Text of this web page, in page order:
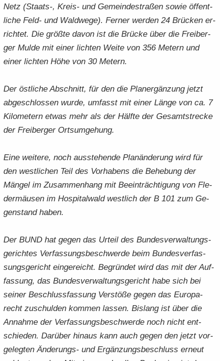
Netz (Staats-​, Kreis-​ und Ge­mein­de­stra­ßen sowie öf­fent­
li­che Feld- und Wald­we­ge). Fer­ner wer­den 24 Brü­cken er­
rich­tet. Die größ­te davon ist die Brü­cke über die Frei­ber­
ger Mulde mit einer lich­ten Weite von 356 Me­tern und
einer lich­ten Höhe von 30 Me­tern.
Der öst­li­che Ab­schnitt, für den die Planer­gän­zung jetzt
ab­ge­schlos­sen wurde, um­fasst mit einer Länge von ca. 7
Ki­lo­me­tern etwas mehr als der Hälf­te der Ge­samt­stre­cke
der Frei­ber­ger Orts­um­ge­hung.
Eine wei­te­re, noch aus­ste­hen­de Plan­än­de­rung wird für
den west­li­chen Teil des Vor­ha­bens die Be­he­bung der
Män­gel im Zu­sam­men­hang mit Be­ein­träch­ti­gung von Fle­
der­mäu­sen im Hos­pi­tal­wald west­lich der B 101 zum Ge­
gen­stand haben.
Der BUND hat gegen das Ur­teil des Bun­des­ver­wal­tungs­
ge­rich­tes Ver­fas­sungs­be­schwer­de beim Bun­des­ver­fas­
sungs­ge­richt ein­ge­reicht. Be­grün­det wird das mit der Auf­
fas­sung, das Bun­des­ver­wal­tungs­ge­richt habe sich bei
sei­ner Be­schluss­fas­sung Ver­stö­ße gegen das Eu­ro­pa­
recht zu­schul­den kom­men las­sen. Bis­lang ist über die
An­nah­me der Ver­fas­sungs­be­schwer­de noch nicht ent­
schie­den. Dar­über hin­aus kann auch gegen den jetzt vor­
ge­leg­ten Änderungs-​ und Er­gän­zungs­be­schluss er­neut